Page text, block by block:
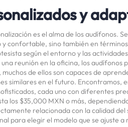
y
es el alma de los audífonos.
confortable, sino también en
según el entorno y las
reunión en la oficina, los
muchos de ellos son capaces de
similares en el futuro. Encontramos,
cada uno con diferentes
los $35,000 MXN o más,
relacionada con la calidad del
para elegir el modelo que se ajuste a